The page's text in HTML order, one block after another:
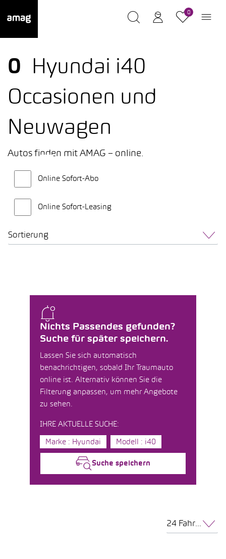
0
0
Hyundai i40
Occasionen und
Neuwagen
Autos finden mit AMAG – online.
Online Sofort-Abo
Online Sofort-Leasing
Sortierung
Nichts Passendes gefunden?
Suche für später speichern.
Lassen Sie sich automatisch
benachrichtigen, sobald Ihr Traumauto
online ist. Alternativ können Sie die
Filterung anpassen, um mehr Angebote
zu sehen.
IHRE AKTUELLE SUCHE:
Marke : Hyundai Modell : i40
Suche speichern
24 Fahrzeuge pro Seite